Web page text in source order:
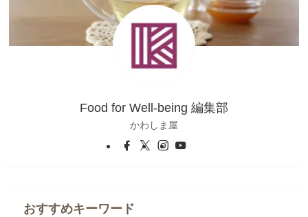
Food for Well-being 編集部
かわしま屋
おすすめキーワード